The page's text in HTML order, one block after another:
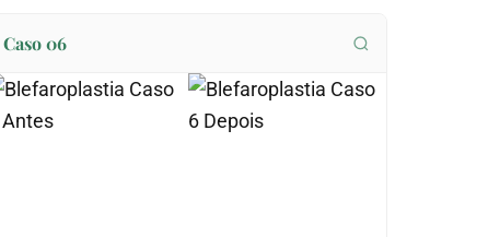
Caso 06